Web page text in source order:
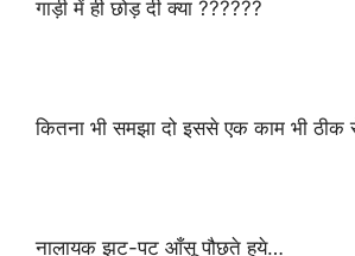
गाड़ी में ही छोड़ दी क्या ??????
कितना भी समझा दो इससे एक काम भी ठीक
नालायक झट-पट आँसू पौछते हुये…